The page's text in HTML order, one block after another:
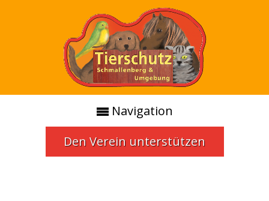
Navigation
Den Verein unterstützen